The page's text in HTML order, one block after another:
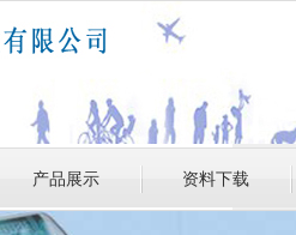
产品展示 资料下载